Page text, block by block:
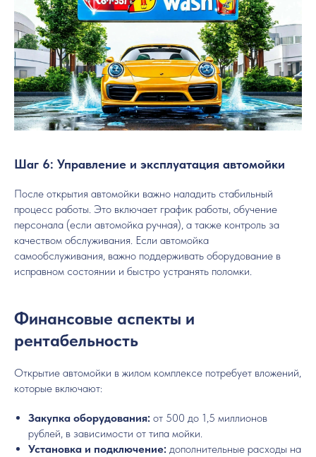
Шаг 6: Управление и эксплуатация автомойки
После открытия автомойки важно наладить стабильный
процесс работы. Это включает график работы, обучение
персонала (если автомойка ручная), а также контроль за
качеством обслуживания. Если автомойка
самообслуживания, важно поддерживать оборудование в
исправном состоянии и быстро устранять поломки.
Финансовые аспекты и
рентабельность
Открытие автомойки в жилом комплексе потребует вложений,
которые включают:
Закупка оборудования: от 500 до 1,5 миллионов
рублей, в зависимости от типа мойки.
Установка и подключение: дополнительные расходы на